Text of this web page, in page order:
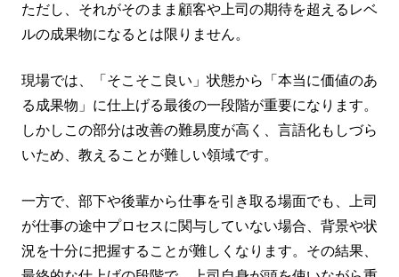
ただし、それがそのまま顧客や上司の期待を超えるレベ
ルの成果物になるとは限りません。
現場では、「そこそこ良い」状態から「本当に価値のあ
る成果物」に仕上げる最後の一段階が重要になります。
しかしこの部分は改善の難易度が高く、言語化もしづら
いため、教えることが難しい領域です。
一方で、部下や後輩から仕事を引き取る場面でも、上司
が仕事の途中プロセスに関与していない場合、背景や状
況を十分に把握することが難しくなります。その結果、